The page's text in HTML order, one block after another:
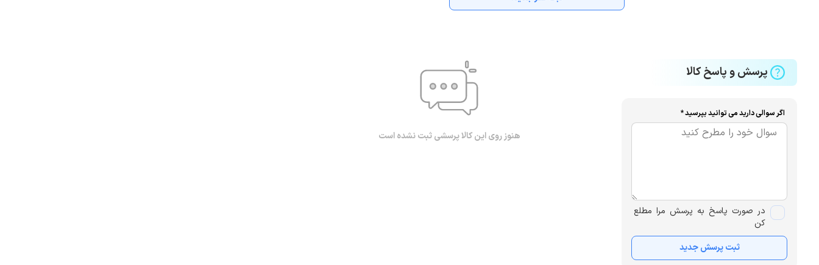
پرسش و پاسخ کالا
اگر سوالی دارید می توانید بپرسید *
در صورت پاسخ به پرسش مرا مطلع
کن
ثبت پرسش جدید
هنوز روی این کالا پرسشی ثبت نشده است